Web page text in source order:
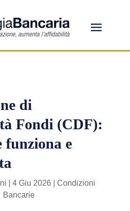
di
Fondi (CDF):
funziona e
|4 Giu 2026 |Condizioni
Bancarie